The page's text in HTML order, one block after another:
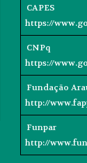
CAPES
https://
CNPq
https://
Fundação
http://
Funpar
http://